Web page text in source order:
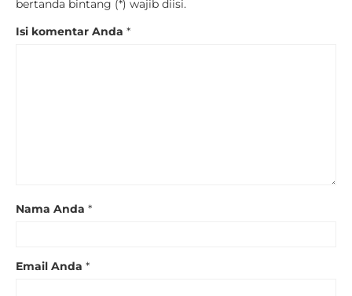
bertanda bintang (*) wajib diisi.
Isi komentar Anda *
Nama Anda *
Email Anda *